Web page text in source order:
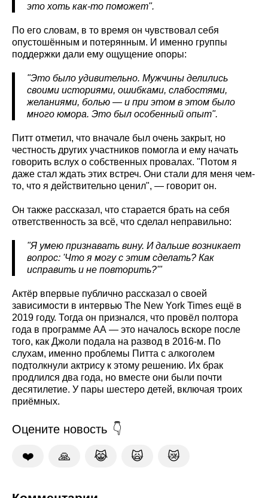
это хоть как-то поможет".
По его словам, в то время он чувствовал себя
опустошённым и потерянным. И именно группы
поддержки дали ему ощущение опоры:
"Это было удивительно. Мужчины делились
своими историями, ошибками, слабостями,
желаниями, болью — и при этом в этом было
много юмора. Это был особенный опыт".
Питт отметил, что вначале был очень закрыт, но
честность других участников помогла и ему начать
говорить вслух о собственных провалах. "Потом я
даже стал ждать этих встреч. Они стали для меня чем-
то, что я действительно ценил", — говорит он.
Он также рассказал, что старается брать на себя
ответственность за всё, что сделал неправильно:
"Я умею признавать вину. И дальше возникает
вопрос: 'Что я могу с этим сделать? Как
исправить и не повторить?'"
Актёр впервые публично рассказал о своей
зависимости в интервью The New York Times ещё в
2019 году. Тогда он признался, что провёл полтора
года в программе АА — это началось вскоре после
того, как Джоли подала на развод в 2016-м. По
слухам, именно проблемы Питта с алкоголем
подтолкнули актрису к этому решению. Их брак
продлился два года, но вместе они были почти
десятилетие. У пары шестеро детей, включая троих
приёмных.
Оцените новость
❤️ 🙏 😹 🙀 😿